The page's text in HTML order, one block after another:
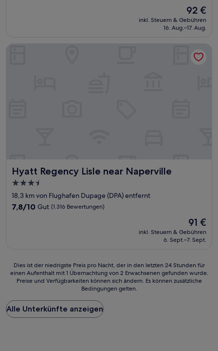
Der
Preis
beträgt
92 €
inkl. Steuern & Gebühren
16. Aug.–17. Aug.
Hyatt Regency Lisle near Naperville
Hyatt Regency Lisle near Naperville
3.5-
Sterne-
Unterkunft
18,3 km von Flughafen Dupage (DPA) entfernt
7.8
7,8/10 Gut (1.316 Bewertungen)
Der
Preis
beträgt
91 €
inkl. Steuern & Gebühren
6. Sept.–7. Sept.
Hyatt Regency Lisle near Naperville
Dies
ist
Preis
pro
Nacht,
Dies ist der niedrigste Preis pro Nacht, der in den letzten 24 Stunden für
einen Aufenthalt mit 1 Übernachtung von 2 Erwachsenen gefunden wurde.
Preise und Verfügbarkeiten können sich ändern. Es können zusätzliche
Bedingungen gelten.
Alle Unterkünfte anzeigen